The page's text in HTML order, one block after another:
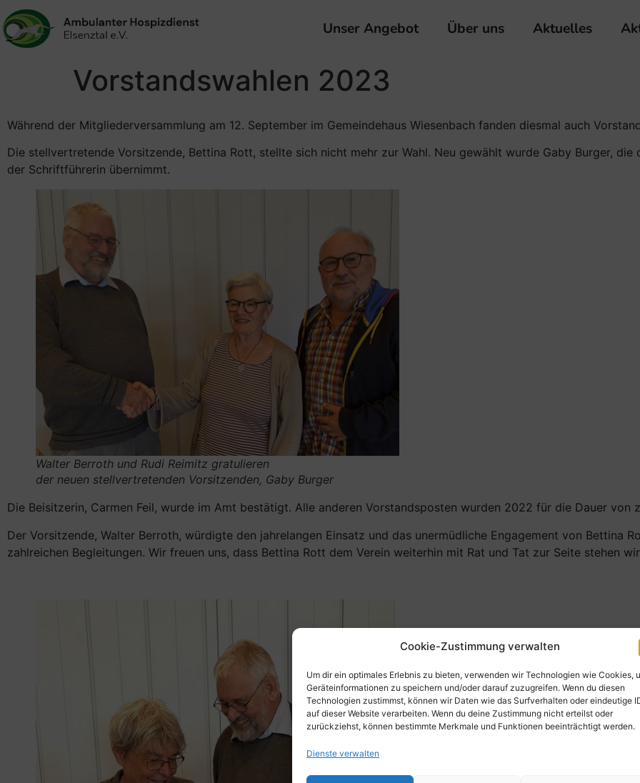
Cookie-Zustimmung verwalten
Um dir ein optimales Erlebnis zu bieten, verwenden wir Technologien wie Cookies,
Geräteinformationen zu speichern und/oder darauf zuzugreifen. Wenn du diesen
Technologien zustimmst, können wir Daten wie das Surfverhalten oder eindeutige
auf dieser Website verarbeiten. Wenn du deine Zustimmung nicht erteilst oder
zurückziehst, können bestimmte Merkmale und Funktionen beeinträchtigt werden.
Dienste verwalten
Unser Angebot Über uns Aktuelles
Vorstandswahlen 2023
Während der Mitgliederversammlung am 12. September im Gemeindehaus Wiesenbach fanden diesmal auch
Die stellvertretende Vorsitzende, Bettina Rott, stellte sich nicht mehr zur Wahl. Neu gewählt wurde Gaby Burger, die
der Schriftführerin übernimmt.
Walter Berroth und Rudi Reimitz gratulieren
der neuen stellvertretenden Vorsitzenden, Gaby Burger
Die Beisitzerin, Carmen Feil, wurde im Amt bestätigt. Alle anderen Vorstandsposten wurden 2022 für die Dauer von
Der Vorsitzende, Walter Berroth, würdigte den jahrelangen Einsatz und das unermüdliche Engagement von Bettina
zahlreichen Begleitungen. Wir freuen uns, dass Bettina Rott dem Verein weiterhin mit Rat und Tat zur Seite stehen